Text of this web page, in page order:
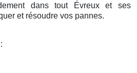
dans tout Évreux et ses
et résoudre vos pannes.
: